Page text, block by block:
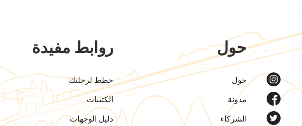
حول
حول
مدونة
الشركاء
روابط مفيدة
خطط لرحلتك
الكتيبات
دليل الوجهات